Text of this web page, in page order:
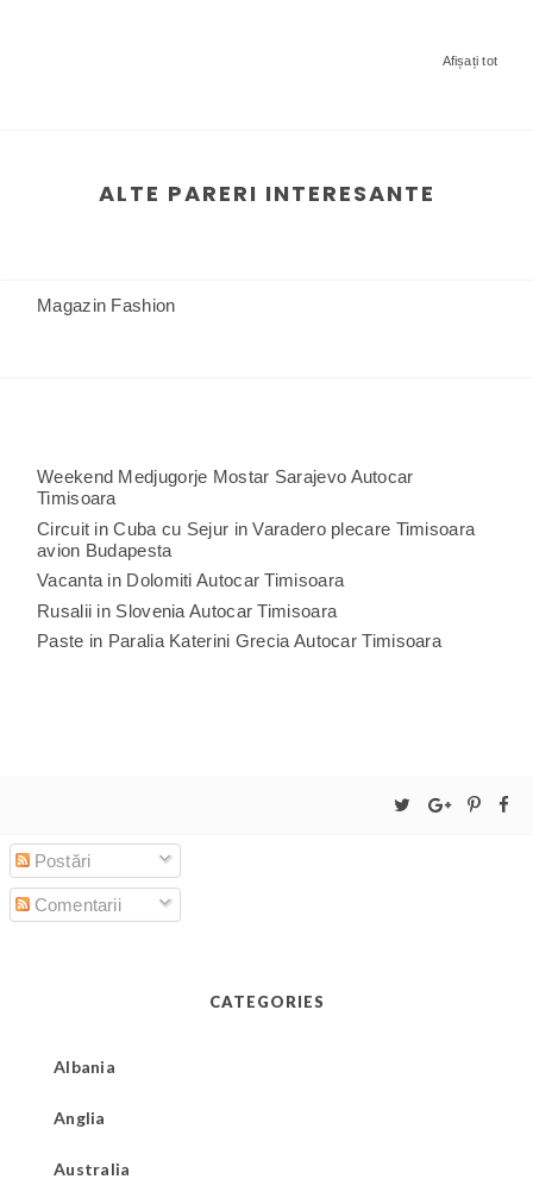
Afișați tot
ALTE PARERI INTERESANTE
Magazin Fashion
Weekend Medjugorje Mostar Sarajevo Autocar
Timisoara
Circuit in Cuba cu Sejur in Varadero plecare Timisoara
avion Budapesta
Vacanta in Dolomiti Autocar Timisoara
Rusalii in Slovenia Autocar Timisoara
Paste in Paralia Katerini Grecia Autocar Timisoara
Postări
Comentarii
CATEGORIES
Albania
Anglia
Australia